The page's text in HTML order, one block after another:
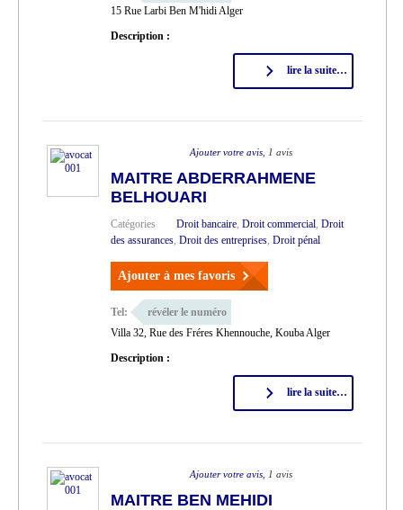
15 Rue Larbi Ben M'hidi Alger
Description :
lire la suite…
Ajouter votre avis , 1 avis
MAITRE ABDERRAHMENE
BELHOUARI
Catégories Droit bancaire, Droit commercial, Droit
des assurances, Droit des entreprises, Droit pénal
Ajouter à mes favoris
Tel:
révéler le numéro
Villa 32, Rue des Fréres Khennouche, Kouba Alger
Description :
lire la suite…
Ajouter votre avis , 1 avis
MAITRE BEN MEHIDI